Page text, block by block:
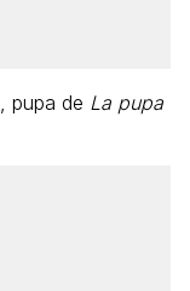
, pupa de La pupa